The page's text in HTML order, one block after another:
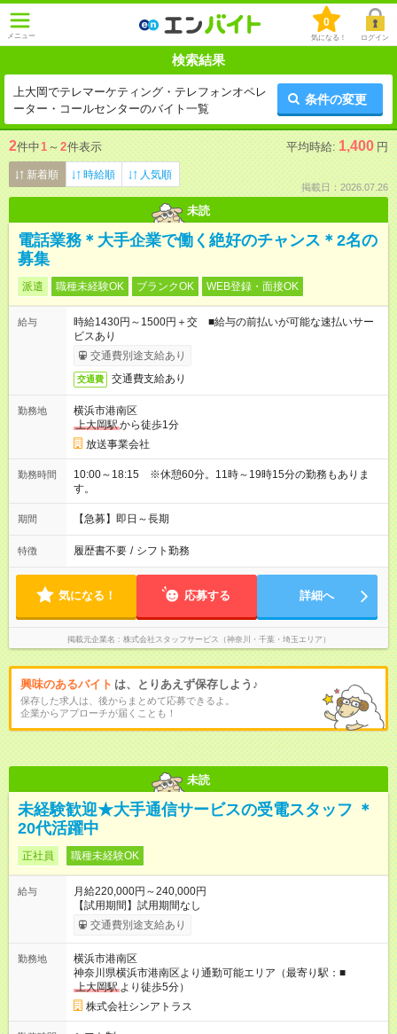
メニュー
0
気になる！ ログイン
検索結果
上大岡でテレマーケティング・テレフォンオペレ
ーター・コールセンターのバイト一覧
条件の変更
2件中1 ～ 2件表示 平均時給: 1,400 円
新着順 時給順 人気順
掲載日：2026.07.26
未読
電話業務＊大手企業で働く絶好のチャンス＊2名の
募集
派遣 職種未経験OK ブランクOK WEB登録・面接OK
給与
時給1430円～1500円＋交 ■給与の前払いが可能な速払いサー
ビスあり
交通費別途支給あり
交通費 交通費支給あり
勤務地
横浜市港南区
上大岡駅から徒歩1分
放送事業会社
勤務時間
10:00～18:15 ※休憩60分。11時～19時15分の勤務もありま
す。
期間 【急募】即日～長期
特徴 履歴書不要 / シフト勤務
気になる！ 応募する 詳細へ
掲載元企業名 株式会社スタッフサービス（神奈川・千葉・埼玉エリア）
興味のあるバイト は、とりあえず保存しよう♪
保存した求人は、後からまとめて応募できるよ。
企業からアプローチが届くことも！
未読
未経験歓迎★大手通信サービスの受電スタッフ ＊
20代活躍中
正社員 職種未経験OK
給与
月給220,000円～240,000円
【試用期間】試用期間なし
交通費別途支給あり
勤務地
横浜市港南区
神奈川県横浜市港南区より通勤可能エリア（最寄り駅：■
上大岡駅 より徒歩5分）
株式会社シンアトラス